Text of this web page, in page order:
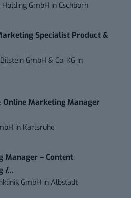
GmbH in Eschborn
Specialist Product &
GmbH & Co. KG in
Online Marketing Manager
in Karlsruhe
Manager – Content
/...
GmbH inAlbstadt